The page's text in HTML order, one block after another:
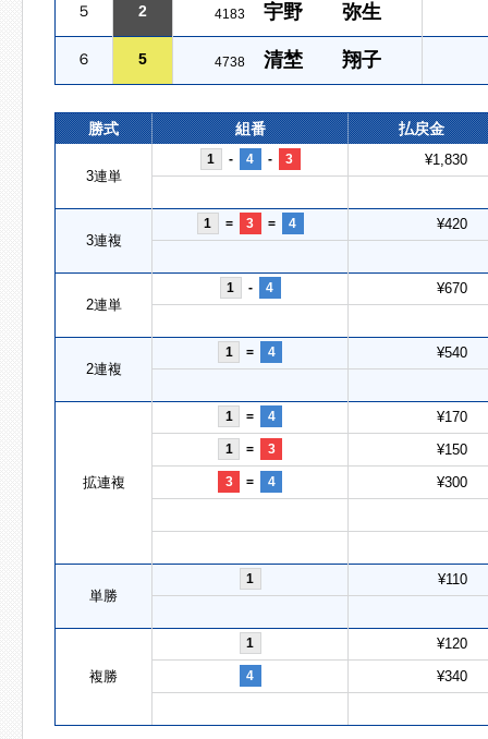
５ 2 4183 宇野 弥生
６ 5 4738 清埜 翔子
勝式 組番 払戻金
3連単
1 - 4 - 3 ¥1,830
3連複
1 = 3 = 4 ¥420
2連単
1 - 4 ¥670
2連複
1 = 4 ¥540
拡連複
1 = 4 ¥170
1 = 3 ¥150
3 = 4 ¥300
単勝
1 ¥110
複勝
1 ¥120
4 ¥340